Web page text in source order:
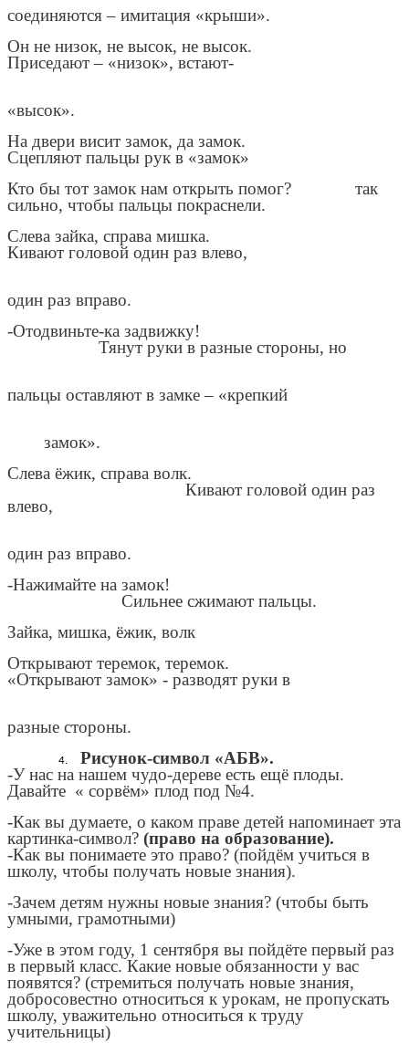
соединяются – имитация «крыши».
Он не низок, не высок, не высок.
Приседают – «низок», встают-
«высок».
На двери висит замок, да замок.
Сцепляют пальцы рук в «замок»
Кто бы тот замок нам открыть помог? так
сильно, чтобы пальцы покраснели.
Слева зайка, справа мишка.
Кивают головой один раз влево,
один раз вправо.
-Отодвиньте-ка задвижку!
Тянут руки в разные стороны, но
пальцы оставляют в замке – «крепкий
замок».
Слева ёжик, справа волк.
Кивают головой один раз
влево,
один раз вправо.
-Нажимайте на замок!
Сильнее сжимают пальцы.
Зайка, мишка, ёжик, волк
Открывают теремок, теремок.
«Открывают замок» - разводят руки в
разные стороны.
Рисунок-символ «АБВ».
-У нас на нашем чудо-дереве есть ещё плоды.
Давайте « сорвём» плод под №4.
-Как вы думаете, о каком праве детей напоминает эта
картинка-символ? (право на образование).
-Как вы понимаете это право? (пойдём учиться в
школу, чтобы получать новые знания).
-Зачем детям нужны новые знания? (чтобы быть
умными, грамотными)
-Уже в этом году, 1 сентября вы пойдёте первый раз
в первый класс. Какие новые обязанности у вас
появятся? (стремиться получать новые знания,
добросовестно относиться к урокам, не пропускать
школу, уважительно относиться к труду
учительницы)